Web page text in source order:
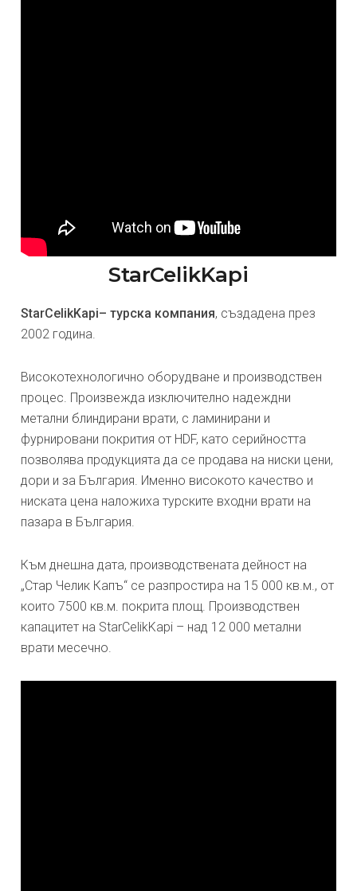
StarCelikKapi
StarCelikKapi– турска компания, създадена през
2002 година.
Високотехнологично оборудване и производствен
процес. Произвежда изключително надеждни
метални блиндирани врати, с ламинирани и
фурнировани покрития от HDF, като серийността
позволява продукцията да се продава на ниски цени,
дори и за България. Именно високото качество и
ниската цена наложиха турските входни врати на
пазара в България.
Към днешна дата, производствената дейност на
„Стар Челик Капъ“ се разпростира на 15 000 кв.м., от
които 7500 кв.м. покрита площ. Производствен
капацитет на StarCelikKapi – над 12 000 метални
врати месечно.